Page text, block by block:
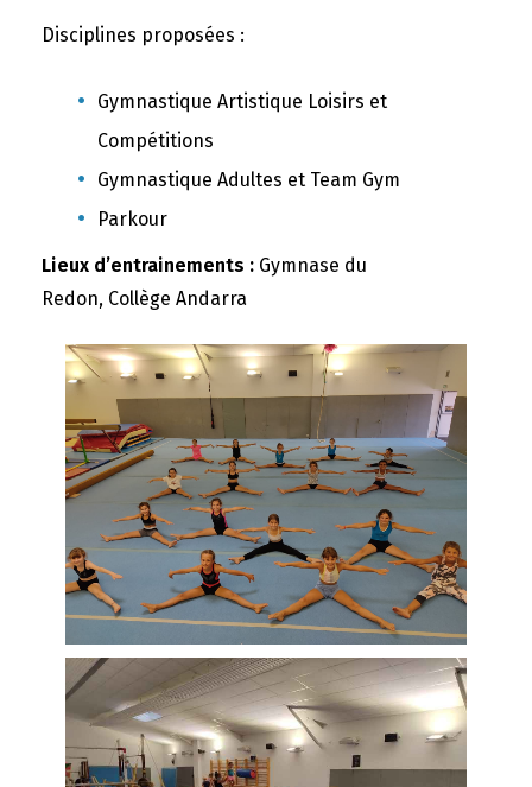
Disciplines proposées :
Gymnastique Artistique Loisirs et
Compétitions
Gymnastique Adultes et Team Gym
Parkour
Lieux d’entrainements : Gymnase du
Redon, Collège Andarra